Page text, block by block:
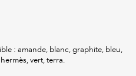
: amande, blanc, graphite, bleu,
vert, terra.